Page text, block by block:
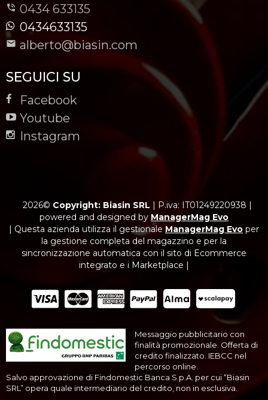
0434 633135
0434633135
alberto@biasin.com
SEGUICI SU
Facebook
Youtube
Instagram
2026© Copyright: Biasin SRL | P.iva: IT01249220938 |
powered and designed by ManagerMag Evo
| Questa azienda utilizza il gestionale ManagerMag Evo per
la gestione completa del magazzino e per la
sincronizzazione automatica con il sito di Ecommerce
integrato e i Marketplace |
Messaggio pubblicitario con
finalità promozionale. Offerta di
credito finalizzato. IEBCC nel
percorso online.
Salvo approvazione di Findomestic Banca S.p.A. per cui “Biasin
SRL” opera quale intermediario del credito, non in esclusiva.